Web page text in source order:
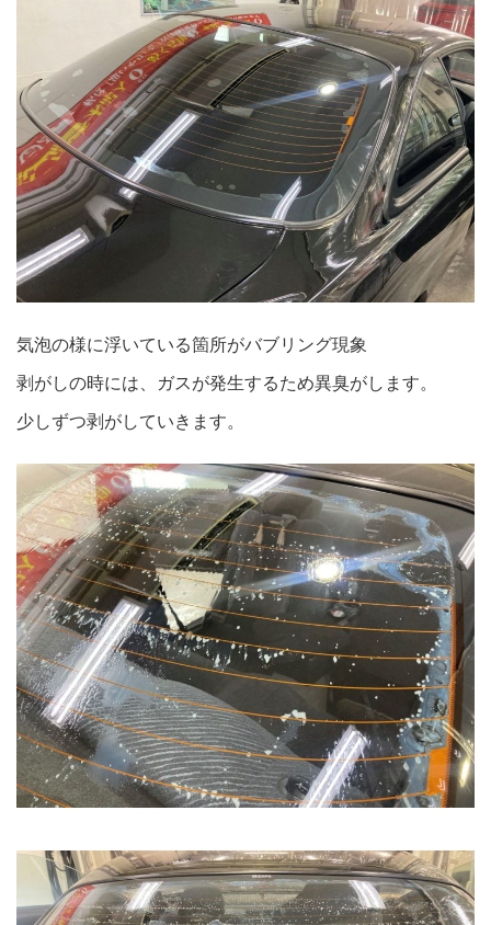
気泡の様に浮いている箇所がバブリング現象
剥がしの時には、ガスが発生するため異臭がします。
少しずつ剥がしていきます。